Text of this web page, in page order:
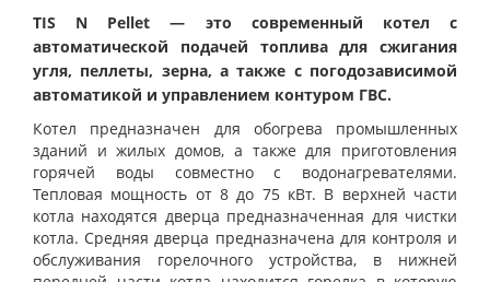
TIS N Pellet — это современный котел с
автоматической подачей топлива для сжигания
угля, пеллеты, зерна, а также с погодозависимой
автоматикой и управлением контуром ГВС.
Котел предназначен для обогрева промышленных
зданий и жилых домов, а также для приготовления
горячей воды совместно с водонагревателями.
Тепловая мощность от 8 до 75 кВт. В верхней части
котла находятся дверца предназначенная для чистки
котла. Средняя дверца предназначена для контроля и
обслуживания горелочного устройства, в нижней